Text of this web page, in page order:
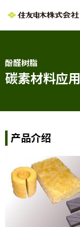
酚醛树脂
碳素材料应用
产品介绍